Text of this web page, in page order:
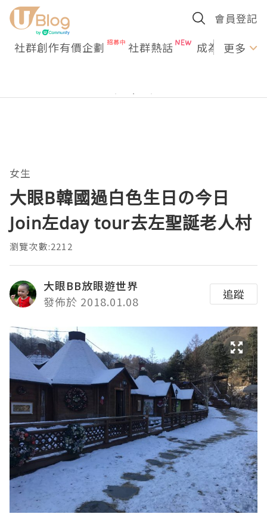
會員登記
社群創作有價企劃 社群熱話 成為U更多
女生
大眼B韓國過白色生日の今日
Join左day tour去左聖誕老人村
瀏覽次數:2212
大眼BB放眼遊世界
發佈於 2018.01.08
追蹤